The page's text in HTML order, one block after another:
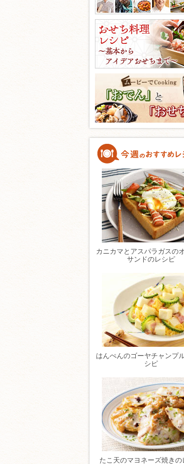
カニカマとアスパラガスの
サンドのレシピ
はんぺんのゴーヤチャンプ
シピ
たこ天のマヨネーズ焼きの